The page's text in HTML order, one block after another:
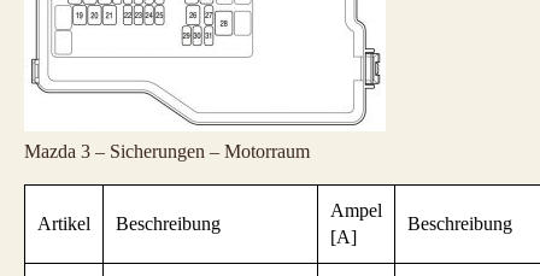
Mazda 3 – Sicherungen – Motorraum
Artikel Beschreibung
Ampel
[A]
Beschreibung